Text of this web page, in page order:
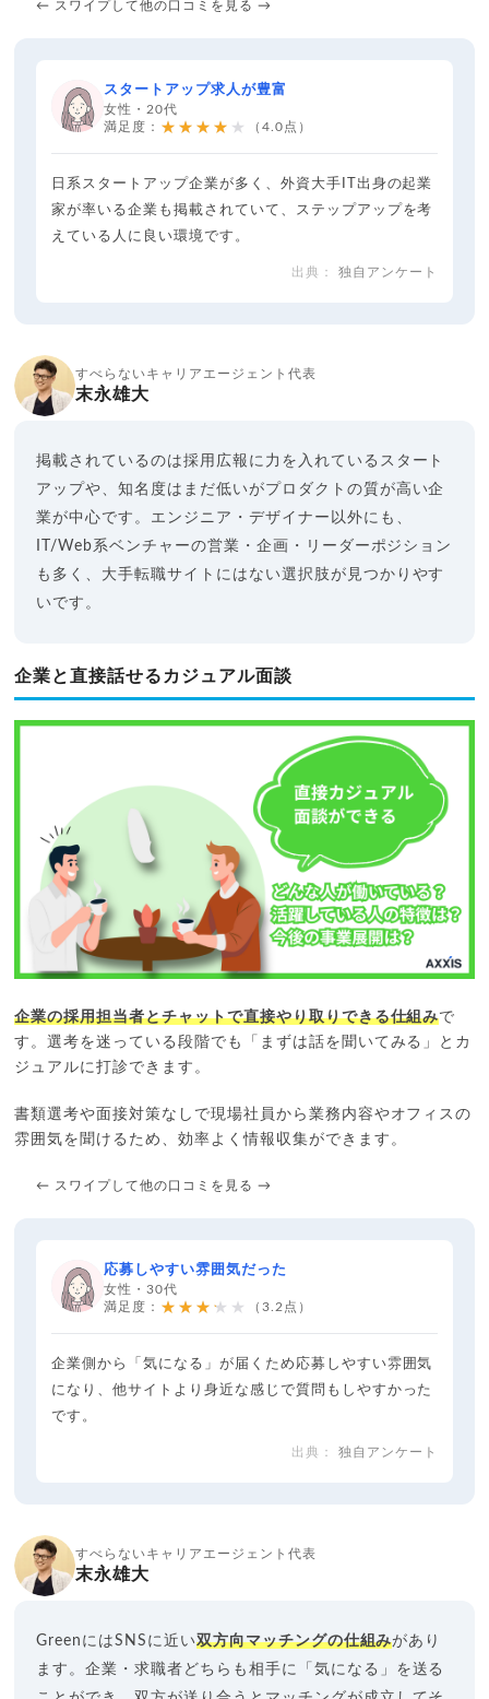
← スワイプして他の口コミを見る →
スタートアップ求人が豊富
女性・20代
満足度： ★★★★★ （4.0点）
日系スタートアップ企業が多く、外資大手IT出身の起業
家が率いる企業も掲載されていて、ステップアップを考
えている人に良い環境です。
独自アンケート
すべらないキャリアエージェント代表
末永雄大
掲載されているのは採用広報に力を入れているスタート
アップや、知名度はまだ低いがプロダクトの質が高い企
業が中心です。エンジニア・デザイナー以外にも、
IT/Web系ベンチャーの営業・企画・リーダーポジション
も多く、大手転職サイトにはない選択肢が見つかりやす
いです。
企業と直接話せるカジュアル面談
企業の採用担当者とチャットで直接やり取りできる仕組みで
す。選考を迷っている段階でも「まずは話を聞いてみる」とカ
ジュアルに打診できます。
書類選考や面接対策なしで現場社員から業務内容やオフィスの
雰囲気を聞けるため、効率よく情報収集ができます。
← スワイプして他の口コミを見る →
応募しやすい雰囲気だった
女性・30代
満足度： ★★★★★ （3.2点）
企業側から「気になる」が届くため応募しやすい雰囲気
になり、他サイトより身近な感じで質問もしやすかった
です。
独自アンケート
すべらないキャリアエージェント代表
末永雄大
GreenにはSNSに近い双方向マッチングの仕組みがあり
ます。企業・求職者どちらも相手に「気になる」を送る